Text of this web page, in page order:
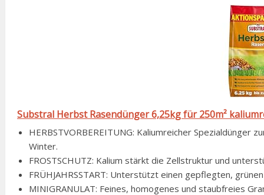
Substral Herbst Rasendünger 6,25kg für 250m²
HERBSTVORBEREITUNG: Kaliumreicher
Winter.
FROSTSCHUTZ: Kalium stärkt die Zellstruktur und
FRÜHJAHRSSTART: Unterstützt einen gepflegten,
MINIGRANULAT: Feines, homogenes und staubfreies